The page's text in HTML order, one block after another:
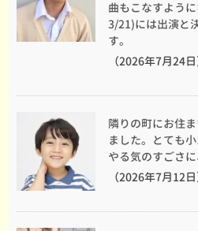
曲もこなすよう
3/21)には出演と
す。
（2026年7月24日
隣りの町にお住
ました。とても
やる気のすごさに
（2026年7月12日